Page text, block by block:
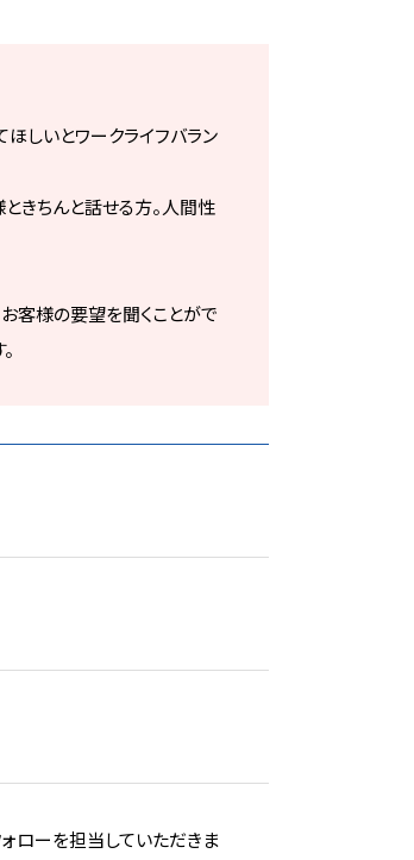
しいとワークライフバラン
きちんと話せる方。人間性
客様の要望を聞くことがで
ローを担当していただきま